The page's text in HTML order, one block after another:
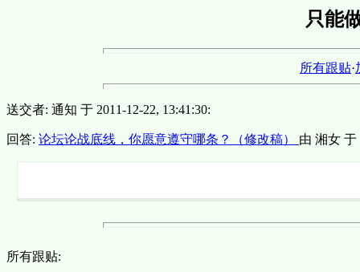
只能
所有跟贴·
送交者: 通知 于 2011-12-22, 13:41:30:
回答: 论坛论战底线，你愿意遵守哪条？（修改稿） 由 湘女 于
所有跟贴: